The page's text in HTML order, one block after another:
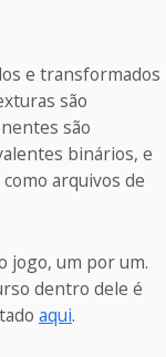
e transformados
são
são
binários, e
arquivos de
jogo, um por um.
dentro dele é
aqui.